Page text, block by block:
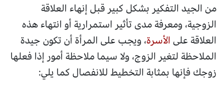
من الجيد التفكير بشكل كبير قبل إنهاء العلاقة
الزوجية، ومعرفة مدى تأثير استمرارية أو انتهاء هذه
العلاقة علىالأسرة، ويجب على المرأة أن تكون جيدة
الملاحظة لتغير الزوج، ولا سيما ملاحظة أمور إذا فعلها
زوجك فإنها بمثابة التخطيط للانفصال كما يلي: